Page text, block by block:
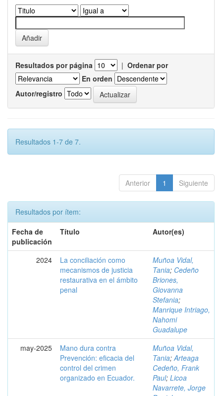
Resultados por página | Ordenar por
En orden
Autor/registro
Resultados 1-7 de 7.
Anterior 1 Siguiente
Resultados por ítem:
Fecha de
publicación
Título Autor(es)
2024
La conciliación como
mecanismos de justicia
restaurativa en el ámbito
penal
Muñoa Vidal,
Tania; Cedeño
Briones,
Giovanna
Stefania;
Manrique Intriago,
Nahomi
Guadalupe
may-2025
Mano dura contra
Prevención: eficacia del
control del crimen
organizado en Ecuador.
Muñoa Vidal,
Tania;Arteaga
Cedeño, Frank
Paul; Licoa
Navarrete, Jorge